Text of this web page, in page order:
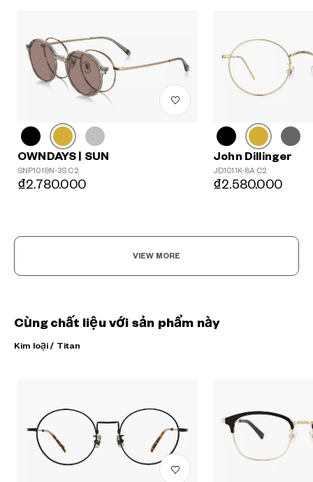
OWNDAYS | SUN
SNP1019N-3S C2
₫2.780.000
John Dillinger
JD1011K-8A C2
₫2.580.000
VIEW MORE
Cùng chất liệu với sản phẩm này
Kim loại / Titan